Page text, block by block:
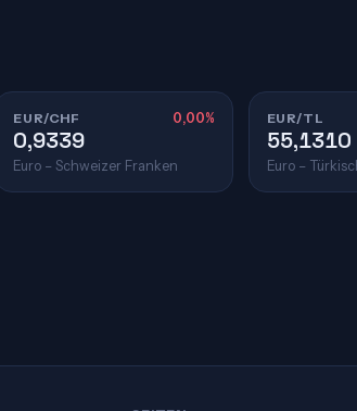
EUR/CHF 0,00%
0,9339
Euro – Schweizer Franken
EUR/TL
55,1310
Euro –